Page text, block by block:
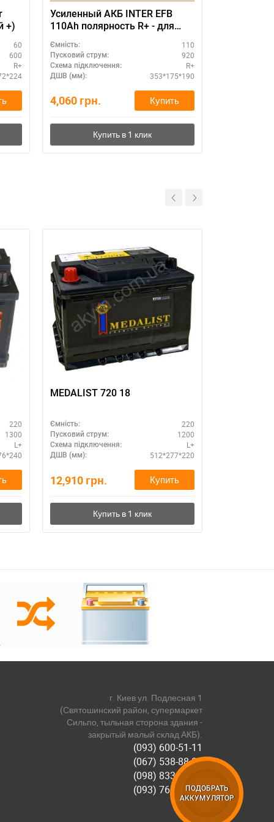
+)
60
600
R+
Усиленный АКБ INTER EFB
110Ah полярность R+ - для
Ємність: 110
Пусковий струм: 920
Схема підключення: R+
ДШВ (мм): 353*175*190
4,060 грн. Купить
220
1300
L+
MEDALIST 720 18
Ємність: 220
Пусковий струм: 1200
Схема підключення: L+
ДШВ (мм): 512*277*220
12,910 грн. Купить
г. Киев ул. Подлесная 1
(Святошинский район, супермаркет
Сильпо, тыльная сторона здания -
закрытый малый склад АКБ).
(093) 600-51-11
(067) 538-88-81
(098) 833-44-55
(093) 768-11-61ПОДОБРАТЬ
АККУМУЛЯТОР